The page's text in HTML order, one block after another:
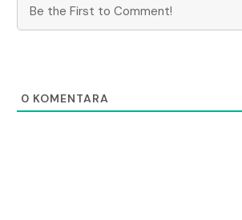
0 KOMENTARA